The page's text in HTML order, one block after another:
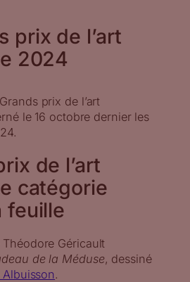
prix de l’art
2024
Grands prix de l’art
le 16 octobre dernier les
de l’art
catégorie
feuille
Géricault
de la Méduse, dessiné
Albuisson.